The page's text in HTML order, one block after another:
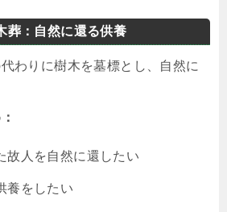
葬：自然に還る供養
わりに樹木を墓標とし、自然に
故人を自然に還したい
養をしたい